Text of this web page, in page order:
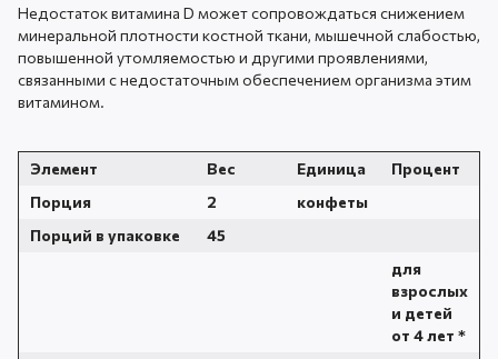
Недостаток витамина D может сопровождаться снижением
минеральной плотности костной ткани, мышечной слабостью,
повышенной утомляемостью и другими проявлениями,
связанными с недостаточным обеспечением организма этим
витамином.
Элемент Вес Единица
Процент
Порция
2
конфеты
Порций в упаковке
45
для
взрослых
и детей
от 4 лет *